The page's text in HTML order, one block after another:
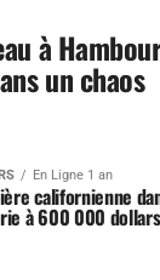
à
un chaos
En Ligne 1 an
californienne
à 600 000 dollars